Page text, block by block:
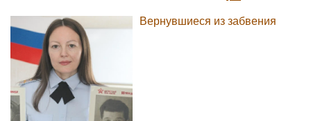
Вернувшиеся из забвения